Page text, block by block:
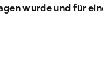
wurde und für